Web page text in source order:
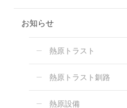
お知らせ
熱原トラスト
熱原トラスト釧路
熱原設備